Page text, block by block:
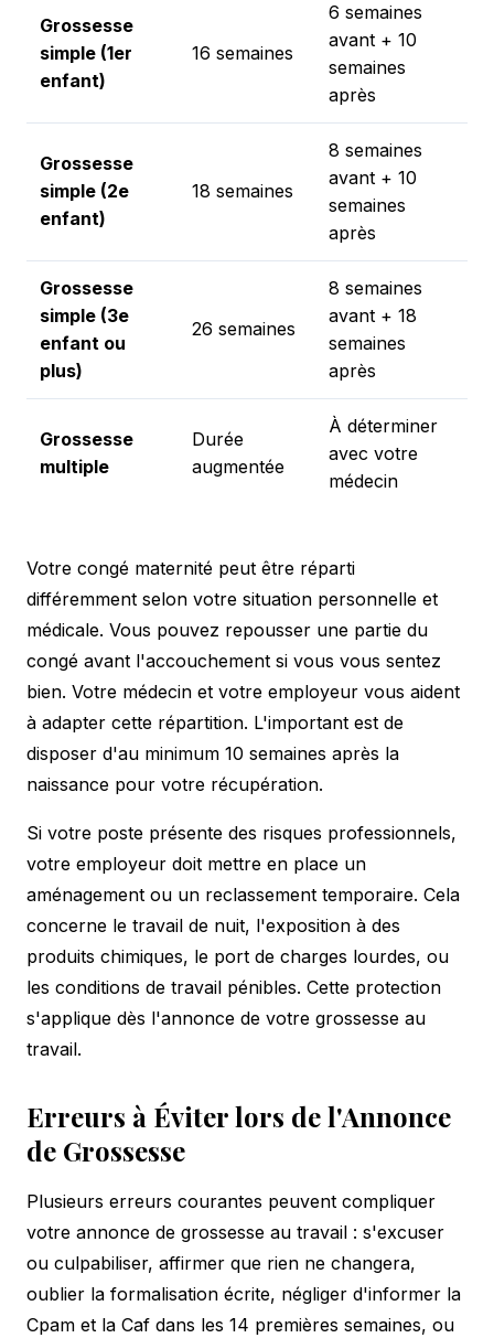
Grossesse
simple (1er
enfant)
16 semaines
6 semaines
avant + 10
semaines
après
Grossesse
simple (2e
enfant)
18 semaines
8 semaines
avant + 10
semaines
après
Grossesse
simple (3e
enfant ou
plus)
26 semaines
8 semaines
avant + 18
semaines
après
Grossesse
multiple
Durée
augmentée
À déterminer
avec votre
médecin
Votre congé maternité peut être réparti
différemment selon votre situation personnelle et
médicale. Vous pouvez repousser une partie du
congé avant l'accouchement si vous vous sentez
bien. Votre médecin et votre employeur vous aident
à adapter cette répartition. L'important est de
disposer d'au minimum 10 semaines après la
naissance pour votre récupération.
Si votre poste présente des risques professionnels,
votre employeur doit mettre en place un
aménagement ou un reclassement temporaire. Cela
concerne le travail de nuit, l'exposition à des
produits chimiques, le port de charges lourdes, ou
les conditions de travail pénibles. Cette protection
s'applique dès l'annonce de votre grossesse au
travail.
Erreurs à Éviter lors de l'Annonce
de Grossesse
Plusieurs erreurs courantes peuvent compliquer
votre annonce de grossesse au travail : s'excuser
ou culpabiliser, affirmer que rien ne changera,
oublier la formalisation écrite, négliger d'informer la
Cpam et la Caf dans les 14 premières semaines, ou